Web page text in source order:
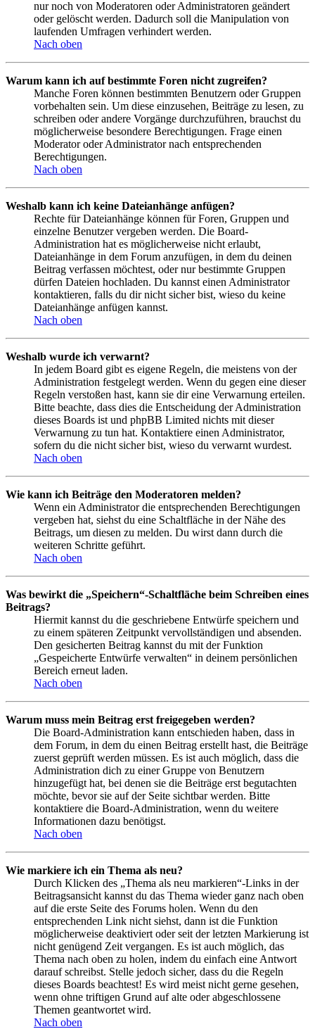
nur noch von Moderatoren oder Administratoren geändert
oder gelöscht werden. Dadurch soll die Manipulation von
laufenden Umfragen verhindert werden.
Nach oben
Warum kann ich auf bestimmte Foren nicht zugreifen?
Manche Foren können bestimmten Benutzern oder Gruppen
vorbehalten sein. Um diese einzusehen, Beiträge zu lesen, zu
schreiben oder andere Vorgänge durchzuführen, brauchst du
möglicherweise besondere Berechtigungen. Frage einen
Moderator oder Administrator nach entsprechenden
Berechtigungen.
Nach oben
Weshalb kann ich keine Dateianhänge anfügen?
Rechte für Dateianhänge können für Foren, Gruppen und
einzelne Benutzer vergeben werden. Die Board-
Administration hat es möglicherweise nicht erlaubt,
Dateianhänge in dem Forum anzufügen, in dem du deinen
Beitrag verfassen möchtest, oder nur bestimmte Gruppen
dürfen Dateien hochladen. Du kannst einen Administrator
kontaktieren, falls du dir nicht sicher bist, wieso du keine
Dateianhänge anfügen kannst.
Nach oben
Weshalb wurde ich verwarnt?
In jedem Board gibt es eigene Regeln, die meistens von der
Administration festgelegt werden. Wenn du gegen eine dieser
Regeln verstoßen hast, kann sie dir eine Verwarnung erteilen.
Bitte beachte, dass dies die Entscheidung der Administration
dieses Boards ist und phpBB Limited nichts mit dieser
Verwarnung zu tun hat. Kontaktiere einen Administrator,
sofern du die nicht sicher bist, wieso du verwarnt wurdest.
Nach oben
Wie kann ich Beiträge den Moderatoren melden?
Wenn ein Administrator die entsprechenden Berechtigungen
vergeben hat, siehst du eine Schaltfläche in der Nähe des
Beitrags, um diesen zu melden. Du wirst dann durch die
weiteren Schritte geführt.
Nach oben
Was bewirkt die „Speichern“-Schaltfläche beim Schreiben eines
Beitrags?
Hiermit kannst du die geschriebene Entwürfe speichern und
zu einem späteren Zeitpunkt vervollständigen und absenden.
Den gesicherten Beitrag kannst du mit der Funktion
„Gespeicherte Entwürfe verwalten“ in deinem persönlichen
Bereich erneut laden.
Nach oben
Warum muss mein Beitrag erst freigegeben werden?
Die Board-Administration kann entschieden haben, dass in
dem Forum, in dem du einen Beitrag erstellt hast, die Beiträge
zuerst geprüft werden müssen. Es ist auch möglich, dass die
Administration dich zu einer Gruppe von Benutzern
hinzugefügt hat, bei denen sie die Beiträge erst begutachten
möchte, bevor sie auf der Seite sichtbar werden. Bitte
kontaktiere die Board-Administration, wenn du weitere
Informationen dazu benötigst.
Nach oben
Wie markiere ich ein Thema als neu?
Durch Klicken des „Thema als neu markieren“-Links in der
Beitragsansicht kannst du das Thema wieder ganz nach oben
auf die erste Seite des Forums holen. Wenn du den
entsprechenden Link nicht siehst, dann ist die Funktion
möglicherweise deaktiviert oder seit der letzten Markierung ist
nicht genügend Zeit vergangen. Es ist auch möglich, das
Thema nach oben zu holen, indem du einfach eine Antwort
darauf schreibst. Stelle jedoch sicher, dass du die Regeln
dieses Boards beachtest! Es wird meist nicht gerne gesehen,
wenn ohne triftigen Grund auf alte oder abgeschlossene
Themen geantwortet wird.
Nach oben